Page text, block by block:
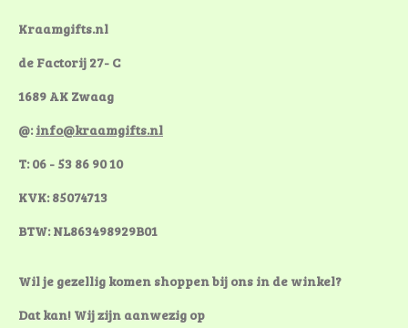
Kraamgifts.nl
de Factorij 27- C
1689 AK Zwaag
@:info@kraamgifts.nl
T: 06 - 53 86 90 10
KVK: 85074713
BTW: NL863498929B01
Wil je gezellig komen shoppen bij ons in de winkel?
Dat kan! Wij zijn aanwezig op